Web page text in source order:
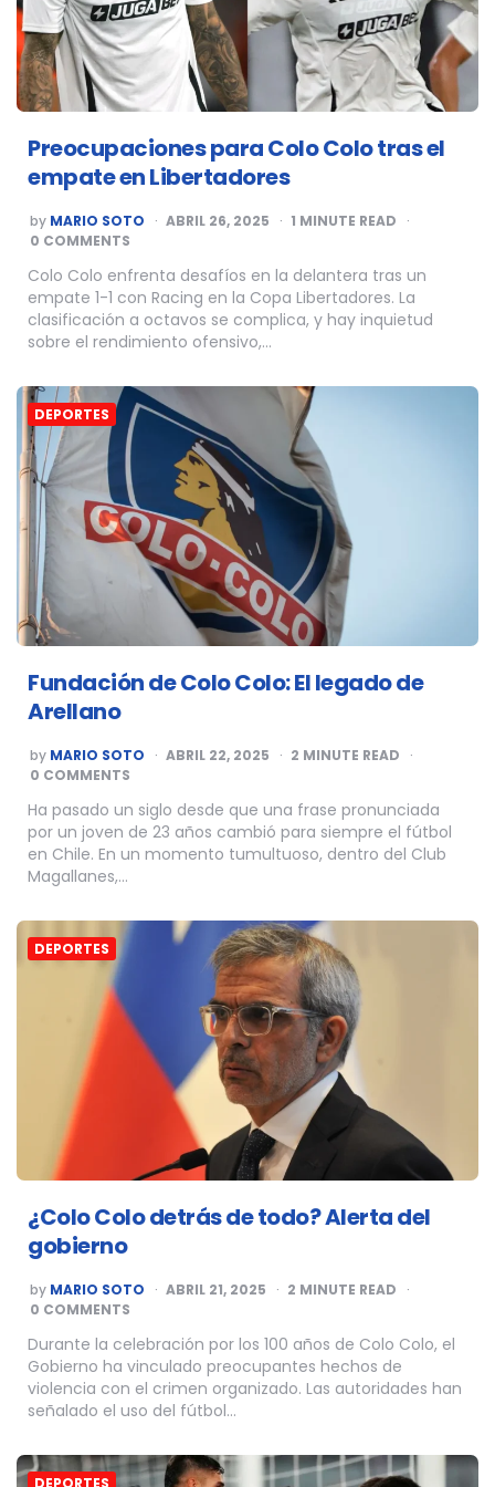
Preocupaciones para Colo Colo tras el
empate en Libertadores
POSTED
BY
by MARIO SOTO ABRIL 26, 2025 1 MINUTE READ
0 COMMENTS
Colo Colo enfrenta desafíos en la delantera tras un
empate 1-1 con Racing en la Copa Libertadores. La
clasificación a octavos se complica, y hay inquietud
sobre el rendimiento ofensivo,…
DEPORTES
Fundación de Colo Colo: El legado de
Arellano
POSTED
BY
by MARIO SOTO ABRIL 22, 2025 2 MINUTE READ
0 COMMENTS
Ha pasado un siglo desde que una frase pronunciada
por un joven de 23 años cambió para siempre el fútbol
en Chile. En un momento tumultuoso, dentro del Club
Magallanes,…
DEPORTES
¿Colo Colo detrás de todo? Alerta del
gobierno
POSTED
BY
by MARIO SOTO ABRIL 21, 2025 2 MINUTE READ
0 COMMENTS
Durante la celebración por los 100 años de Colo Colo, el
Gobierno ha vinculado preocupantes hechos de
violencia con el crimen organizado. Las autoridades han
señalado el uso del fútbol…
DEPORTES